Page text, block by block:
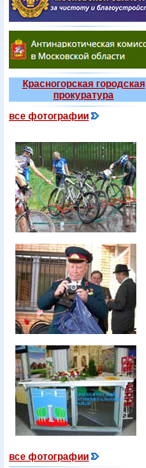
Красногорская городская
прокуратура
все фотографии
все фотографии